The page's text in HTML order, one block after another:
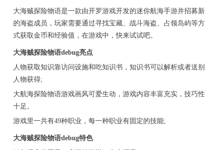
大海贼探险物语是一款由开罗游戏开发的迷你航海手游并招募新
的海盗成员，玩家需要通过寻找宝藏、战斗海盗、占领岛屿等方
式获取金币和经验值，在游戏中，快来试试吧。
大海贼探险物语debug亮点
人物获取知识靠访问设施和吃知识书，知识书可以解析或者送别
人物获得;
大航海探险物语游戏画风可爱生动，游戏内容丰富充实，技巧性
十足。
游戏里一共有49种职业，每一种职业有固定的技能;
大海贼探险物语debug特色